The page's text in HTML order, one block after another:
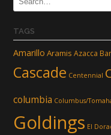
TAGS
Amarillo Aramis Azacca
Cascade Centennial
columbia Columbus/
Goldings El